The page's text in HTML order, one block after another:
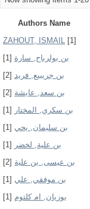
Authors Name
ZAHOUT, ISMAIL [1]
بن بولرباح, سارة [1]
بن جريبيع, فريد [2]
بن سعد, عايشة [2]
بن سكري, المختار
[1]
بن سليمان, يحي [1]
بن علية, لخضر
[1]
بن عيسى, بن علية [2]
بن موفقي, علي [1]
بوزيان, ام كلتوم [1]